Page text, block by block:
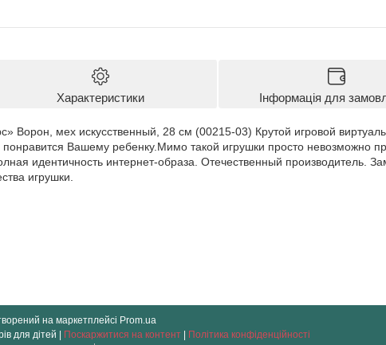
Характеристики Інформація для
Ворон, мех искусственный, 28 см (00215-03) Крутой игровой
Вашему ребенку.Мимо такой игрушки просто невозможно
идентичность интернет-образа. Отечественный производитель.
игрушки.
на маркетплейсі Prom.ua
" OLO " інтернет-магазин іграшок та товарів для дітей | Поскаржитися на контент | Політика конфіденційності